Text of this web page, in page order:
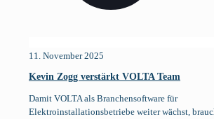
11. November 2025
Kevin Zogg verstärkt VOLTA Team
Damit VOLTA als Branchensoftware für
Elektroinstallationsbetriebe weiter wächst,